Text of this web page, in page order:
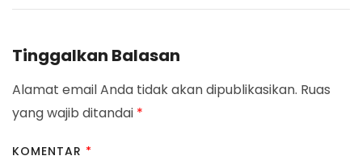
Tinggalkan Balasan
Alamat email Anda tidak akan dipublikasikan. Ruas
yang wajib ditandai *
KOMENTAR *